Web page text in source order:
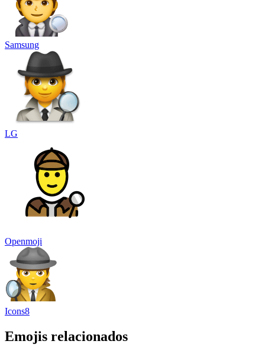
Samsung
LG
Openmoji
Icons8
Emojis relacionados